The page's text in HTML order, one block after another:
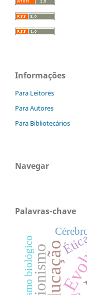
Informações
Para Leitores
Para Autores
Para Bibliotecários
Navegar
Palavras-chave
Educação